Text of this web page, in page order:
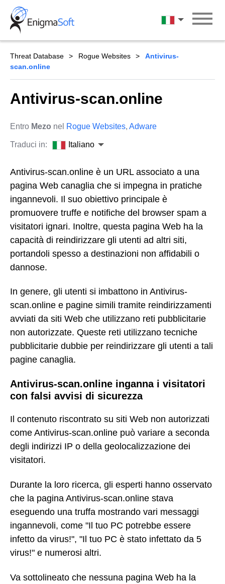
Skip
content
Italiano
Threat Database Rogue Websites
Antivirus-
scan.online
Antivirus-scan.online
Entro Mezo nel Rogue Websites, Adware
Traduci in: Italiano
Antivirus-scan.online è un URL associato a una
pagina Web canaglia che si impegna in pratiche
ingannevoli. Il suo obiettivo principale è
promuovere truffe e notifiche del browser spam a
visitatori ignari. Inoltre, questa pagina Web ha la
capacità di reindirizzare gli utenti ad altri siti,
portandoli spesso a destinazioni non affidabili o
dannose.
In genere, gli utenti si imbattono in Antivirus-
scan.online e pagine simili tramite reindirizzamenti
avviati da siti Web che utilizzano reti pubblicitarie
non autorizzate. Queste reti utilizzano tecniche
pubblicitarie dubbie per reindirizzare gli utenti a tali
pagine canaglia.
Antivirus-scan.online inganna i visitatori
con falsi avvisi di sicurezza
Il contenuto riscontrato su siti Web non autorizzati
come Antivirus-scan.online può variare a seconda
degli indirizzi IP o della geolocalizzazione dei
visitatori.
Durante la loro ricerca, gli esperti hanno osservato
che la pagina Antivirus-scan.online stava
eseguendo una truffa mostrando vari messaggi
ingannevoli, come "Il tuo PC potrebbe essere
infetto da virus!", "Il tuo PC è stato infettato da 5
virus!" e numerosi altri.
Va sottolineato che nessuna pagina Web ha la